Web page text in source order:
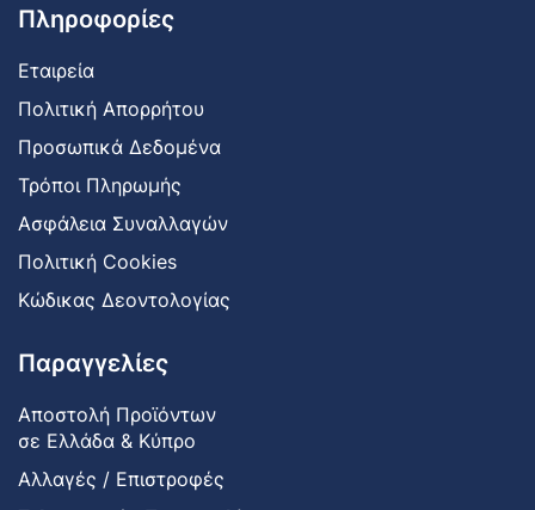
Πληροφορίες
Εταιρεία
Πολιτική Απορρήτου
Προσωπικά Δεδομένα
Τρόποι Πληρωμής
Ασφάλεια Συναλλαγών
Πολιτική Cookies
Κώδικας Δεοντολογίας
Παραγγελίες
Αποστολή Προϊόντων
σε Ελλάδα & Κύπρο
Αλλαγές / Επιστροφές